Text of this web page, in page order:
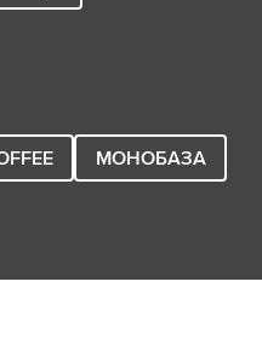
МОНОБАЗА